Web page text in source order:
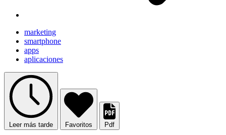
marketing
smartphone
apps
aplicaciones
Leer más tarde Favoritos Pdf